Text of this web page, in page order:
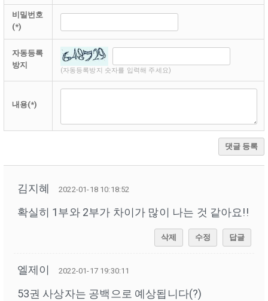
비밀번호
(*)
자동등록
방지
(자동등록방지 숫자를 입력해 주세요)
내용(*)
댓글 등록
김지혜 2022-01-18 10:18:52
확실히 1부와 2부가 차이가 많이 나는 것 같아요!!
삭제 수정 답글
엘제이 2022-01-17 19:30:11
53권 사상자는 공백으로 예상됩니다(?)